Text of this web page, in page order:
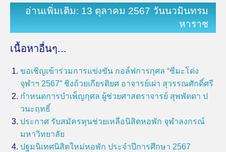
อ่านเพิ่มเติม: 13 ตุลาคม 2567 วันนวมินทรม
หาราช
เนื้อหาอื่นๆ...
ขอเชิญเข้าร่วมการแข่งขัน กอล์ฟการกุศล “ซีมะโด่ง
จุฬาฯ 2567” ชิงถ้วยเกียรติยศ อาจารย์เผ่า สุวรรณศักดิ์ศรี
กำหนดการบำเพ็ญกุศล ผู้ช่วยศาสตราจารย์ สุพพัดดา ป
วนะฤทธิ์
ประกาศ รับสมัครทุนช่วยเหลือนิสิตหอพัก จุฬาลงกรณ์
มหาวิทยาลัย
ปฐมนิเทศนิสิตใหม่หอพัก ประจำปีการศึกษา 2567